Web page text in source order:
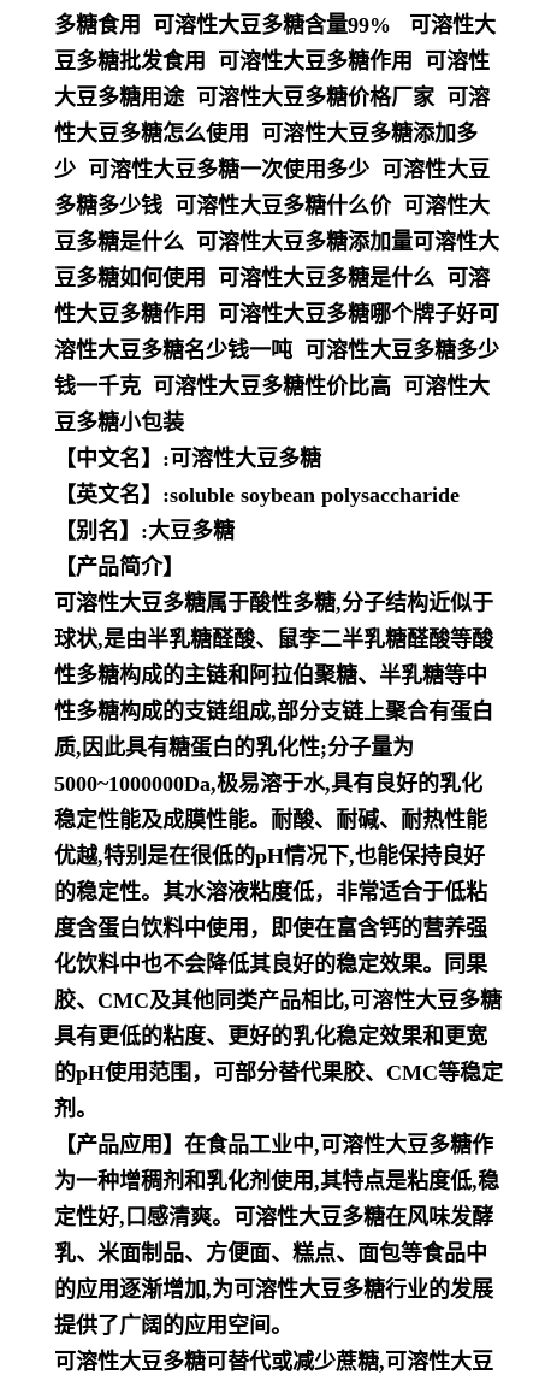
多糖食用 可溶性大豆多糖含量99% 可溶性大
豆多糖批发食用 可溶性大豆多糖作用 可溶性
大豆多糖用途 可溶性大豆多糖价格厂家 可溶
性大豆多糖怎么使用 可溶性大豆多糖添加多
少 可溶性大豆多糖一次使用多少 可溶性大豆
多糖多少钱 可溶性大豆多糖什么价 可溶性大
豆多糖是什么 可溶性大豆多糖添加量可溶性大
豆多糖如何使用 可溶性大豆多糖是什么 可溶
性大豆多糖作用 可溶性大豆多糖哪个牌子好可
溶性大豆多糖名少钱一吨 可溶性大豆多糖多少
钱一千克 可溶性大豆多糖性价比高 可溶性大
豆多糖小包装
【中文名】:可溶性大豆多糖
【英文名】:soluble soybean polysaccharide
【别名】:大豆多糖
【产品简介】
可溶性大豆多糖属于酸性多糖,分子结构近似于
球状,是由半乳糖醛酸、鼠李二半乳糖醛酸等酸
性多糖构成的主链和阿拉伯聚糖、半乳糖等中
性多糖构成的支链组成,部分支链上聚合有蛋白
质,因此具有糖蛋白的乳化性;分子量为
5000~1000000Da,极易溶于水,具有良好的乳化
稳定性能及成膜性能。耐酸、耐碱、耐热性能
优越,特别是在很低的pH情况下,也能保持良好
的稳定性。其水溶液粘度低，非常适合于低粘
度含蛋白饮料中使用，即使在富含钙的营养强
化饮料中也不会降低其良好的稳定效果。同果
胶、CMC及其他同类产品相比,可溶性大豆多糖
具有更低的粘度、更好的乳化稳定效果和更宽
的pH使用范围，可部分替代果胶、CMC等稳定
剂。
【产品应用】在食品工业中,可溶性大豆多糖作
为一种增稠剂和乳化剂使用,其特点是粘度低,稳
定性好,口感清爽。可溶性大豆多糖在风味发酵
乳、米面制品、方便面、糕点、面包等食品中
的应用逐渐增加,为可溶性大豆多糖行业的发展
提供了广阔的应用空间。
可溶性大豆多糖可替代或减少蔗糖,可溶性大豆